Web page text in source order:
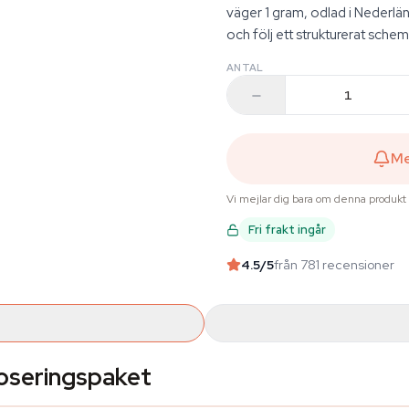
väger 1 gram, odlad i
och följ ett strukturerat
ANTAL
Vi mejlar dig bara om denna
Fri frakt ingår
4.5/5från 781 recensioner